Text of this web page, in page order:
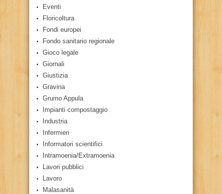
Eventi
Floricoltura
Fondi europei
Fondo sanitario regionale
Gioco legale
Giornali
Giustizia
Gravina
Grumo Appula
Impianti compostaggio
Industria
Infermieri
Informatori scientifici
Intramoenia/Extramoenia
Lavori pubblici
Lavoro
Malasanità